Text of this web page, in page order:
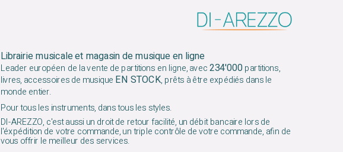
Librairie musicale et magasin de musique en ligne
Leader européen de la vente de partitions en ligne, avec234'000partitions,
livres, accessoires de musique EN STOCK, prêts à être expédiés dans le
monde entier.
Pour tous les instruments, dans tous les styles.
DI-AREZZO, c'est aussi un droit de retour facilité, un débit bancaire lors de
l'éxpédition de votre commande, un triple contrôle de votre commande, afin de
vous offrir le meilleur des services.